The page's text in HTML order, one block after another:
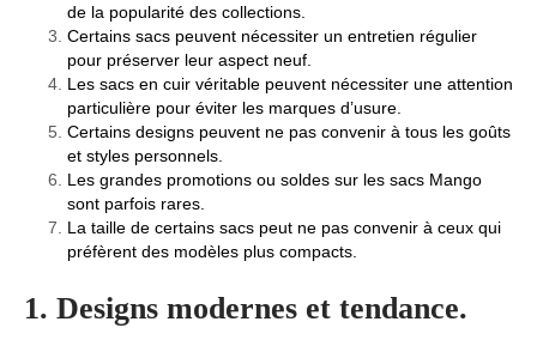
de la popularité des collections.
Certains sacs peuvent nécessiter un entretien régulier
pour préserver leur aspect neuf.
Les sacs en cuir véritable peuvent nécessiter une attention
particulière pour éviter les marques d’usure.
Certains designs peuvent ne pas convenir à tous les goûts
et styles personnels.
Les grandes promotions ou soldes sur les sacs Mango
sont parfois rares.
La taille de certains sacs peut ne pas convenir à ceux qui
préfèrent des modèles plus compacts.
1. Designs modernes et tendance.